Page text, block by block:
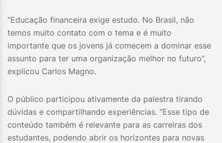
“Educação financeira exige estudo. No Brasil, não
temos muito contato com o tema e é muito
importante que os jovens já comecem a dominar esse
assunto para ter uma organização melhor no futuro”,
explicou Carlos Magno.
O público participou ativamente da palestra tirando
dúvidas e compartilhando experiências. “Esse tipo de
conteúdo também é relevante para as carreiras dos
estudantes, podendo abrir os horizontes para novas